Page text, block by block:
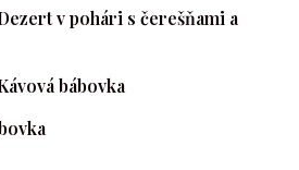
v pohári s čerešňami a
bábovka